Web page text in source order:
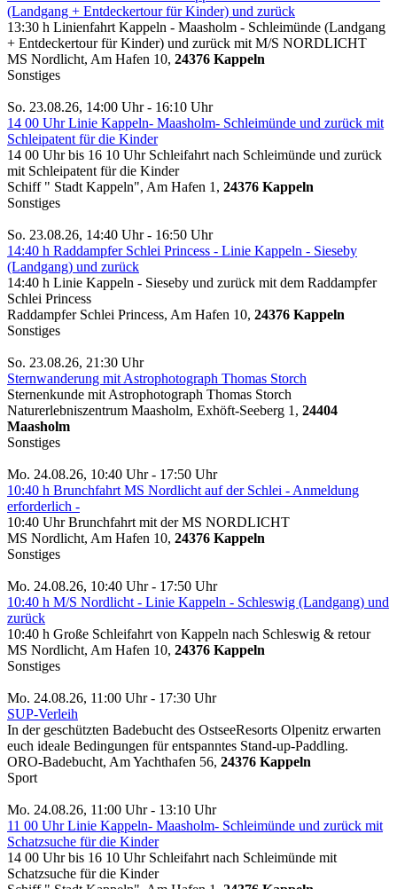
(Landgang + Entdeckertour für Kinder) und zurück
13:30 h Linienfahrt Kappeln - Maasholm - Schleimünde (Landgang
+ Entdeckertour für Kinder) und zurück mit M/S NORDLICHT
MS Nordlicht, Am Hafen 10, 24376 Kappeln
Sonstiges
So. 23.08.26, 14:00 Uhr - 16:10 Uhr
14 00 Uhr Linie Kappeln- Maasholm- Schleimünde und zurück mit
Schleipatent für die Kinder
14 00 Uhr bis 16 10 Uhr Schleifahrt nach Schleimünde und zurück
mit Schleipatent für die Kinder
Schiff " Stadt Kappeln", Am Hafen 1, 24376 Kappeln
Sonstiges
So. 23.08.26, 14:40 Uhr - 16:50 Uhr
14:40 h Raddampfer Schlei Princess - Linie Kappeln - Sieseby
(Landgang) und zurück
14:40 h Linie Kappeln - Sieseby und zurück mit dem Raddampfer
Schlei Princess
Raddampfer Schlei Princess, Am Hafen 10, 24376 Kappeln
Sonstiges
So. 23.08.26, 21:30 Uhr
Sternwanderung mit Astrophotograph Thomas Storch
Sternenkunde mit Astrophotograph Thomas Storch
Naturerlebniszentrum Maasholm, Exhöft-Seeberg 1, 24404
Maasholm
Sonstiges
Mo. 24.08.26, 10:40 Uhr - 17:50 Uhr
10:40 h Brunchfahrt MS Nordlicht auf der Schlei - Anmeldung
erforderlich -
10:40 Uhr Brunchfahrt mit der MS NORDLICHT
MS Nordlicht, Am Hafen 10, 24376 Kappeln
Sonstiges
Mo. 24.08.26, 10:40 Uhr - 17:50 Uhr
10:40 h M/S Nordlicht - Linie Kappeln - Schleswig (Landgang) und
zurück
10:40 h Große Schleifahrt von Kappeln nach Schleswig & retour
MS Nordlicht, Am Hafen 10, 24376 Kappeln
Sonstiges
Mo. 24.08.26, 11:00 Uhr - 17:30 Uhr
SUP-Verleih
In der geschützten Badebucht des OstseeResorts Olpenitz erwarten
euch ideale Bedingungen für entspanntes Stand-up-Paddling.
ORO-Badebucht, Am Yachthafen 56, 24376 Kappeln
Sport
Mo. 24.08.26, 11:00 Uhr - 13:10 Uhr
11 00 Uhr Linie Kappeln- Maasholm- Schleimünde und zurück mit
Schatzsuche für die Kinder
14 00 Uhr bis 16 10 Uhr Schleifahrt nach Schleimünde mit
Schatzsuche für die Kinder